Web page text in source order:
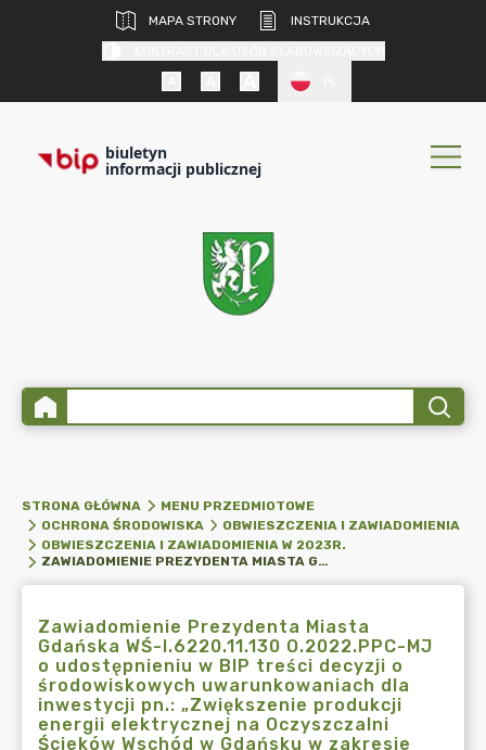
MAPA STRONY
INSTRUKCJA
biuletyn
informacji publicznej
STRONA GŁÓWNA
MENU PRZEDMIOTOWE
OCHRONA ŚRODOWISKA
OBWIESZCZENIA I ZAWIADOMIENIA
OBWIESZCZENIA I ZAWIADOMIENIA W 2023R.
ZAWIADOMIENIE PREZYDENTA MIASTA GDAŃSKA WŚ-I.6220.11.130 O.2022.PPC-MJ O UDOSTĘPNIENIU W BIP TREŚCI DECYZJI O ŚRODOWISKOWYCH UWARUNKOWANIACH DLA INWESTYCJI PN.: „ZWIĘKSZENIE PRODUKCJI ENERGII ELEKTRYCZNEJ NA OCZYSZCZALNI ŚCIEKÓW WSCHÓD W GDAŃSKU W ZAKRESIE INSTALACJI FOTOWOLTAICZNEJ O MOCY 13 MW”
Zawiadomienie Prezydenta Miasta
Gdańska WŚ-I.6220.11.130 O.2022.PPC-MJ
o udostępnieniu w BIP treści decyzji o
środowiskowych uwarunkowaniach dla
inwestycji pn.: „Zwiększenie produkcji
energii elektrycznej na Oczyszczalni
Ścieków Wschód w Gdańsku w zakresie